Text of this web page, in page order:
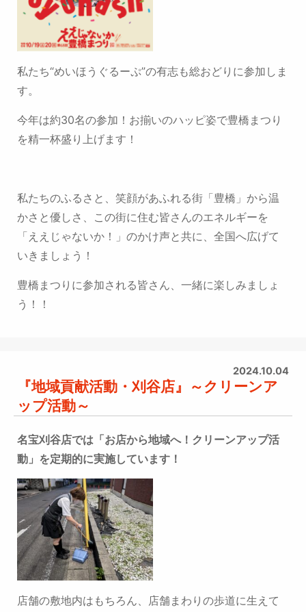
私たち“めいほうぐるーぷ”の有志も総おどりに参加しま
す。
今年は約30名の参加！ お揃いのハッピ姿で豊橋まつり
を精一杯盛り上げます！
私たちのふるさと、笑顔があふれる街「豊橋」から温
かさと優しさ、この街に住む皆さんのエネルギーを
「ええじゃないか！」のかけ声と共に、全国へ広げて
いきましょう！
豊橋まつりに参加される皆さん、一緒に楽しみましょ
う！！
2024.10.04
『地域貢献活動・刈谷店』～クリーンア
ップ活動～
名宝刈谷店では「お店から地域へ！クリーンアップ活
動」を定期的に実施しています！
店舗の敷地内はもちろん、 店舗まわりの歩道に生えて